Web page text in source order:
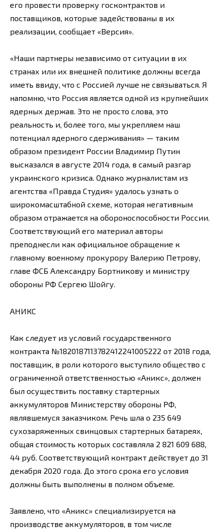
его провести проверку госконтрактов и
поставщиков, которые задействованы в их
реализации, сообщает «Версия».
«Наши партнеры независимо от ситуации в их
странах или их внешней политике должны всегда
иметь ввиду, что с Россией лучше не связываться. Я
напомню, что Россия является одной из крупнейших
ядерных держав. Это не просто слова, это
реальность и, более того, мы укрепляем наш
потенциал ядерного сдерживания» — таким
образом президент России Владимир Путин
высказался в августе 2014 года, в самый разгар
украинского кризиса. Однако журналистам из
агентства «Правда Студия» удалось узнать о
широкомасштабной схеме, которая негативным
образом отражается на обороноспособности России.
Соответствующий его материал авторы
преподнесли как официальное обращение к
главному военному прокурору Валерию Петрову,
главе ФСБ Александру Бортникову и министру
обороны РФ Сергею Шойгу.
АНИКС
Как следует из условий государственного
контракта №1820187113782412241005222 от 2018 года,
поставщик, в роли которого выступило общество с
ограниченной ответственностью «Аникс», должен
был осуществить поставку стартерных
аккумуляторов Министерству обороны РФ,
являвшемуся заказчиком. Речь шла о 235 649
сухозаряженных свинцовых стартерных батареях,
общая стоимость которых составляла 2 821 609 688,
44 руб. Соответствующий контракт действует до 31
декабря 2020 года. До этого срока его условия
должны быть выполнены в полном объеме.
Заявлено, что «Аникс» специализируется на
производстве аккумуляторов, в том числе